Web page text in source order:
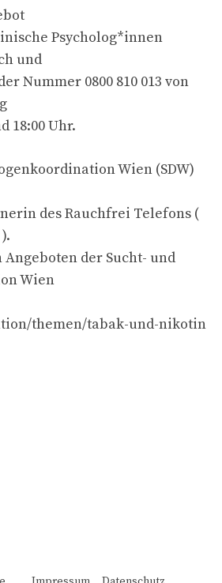
Psycholog*innen
und
Nummer 0800 810 013 von
18:00 Uhr.
Wien (SDW)
des Rauchfrei Telefons (
der Sucht- und
Wien
themen/tabak-und-nikotin